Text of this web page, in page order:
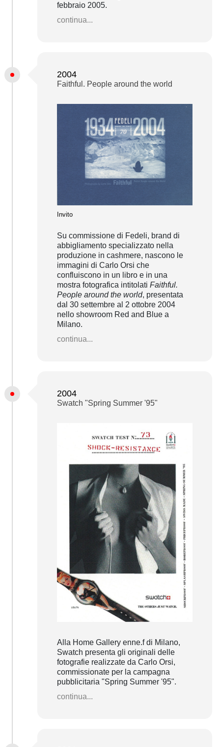
febbraio 2005.
continua...
2004
Faithful. People around the world
Invito
Su commissione di Fedeli, brand di
abbigliamento specializzato nella
produzione in cashmere, nascono le
immagini di Carlo Orsi che
confluiscono in un libro e in una
mostra fotografica intitolati Faithful.
People around the world, presentata
dal 30 settembre al 2 ottobre 2004
nello showroom Red and Blue a
Milano.
continua...
2004
Swatch "Spring Summer '95"
Alla Home Gallery enne.f di Milano,
Swatch presenta gli originali delle
fotografie realizzate da Carlo Orsi,
commissionate per la campagna
pubblicitaria "Spring Summer '95".
continua...